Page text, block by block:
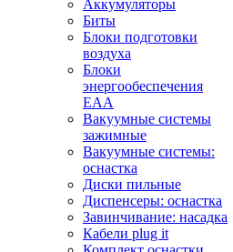
Аккумуляторы
Биты
Блоки подготовки
воздуха
Блоки
энергообеспечения
EAA
Вакуумные системы
зажимные
Вакуумные системы:
оснастка
Диски пильные
Диспенсеры: оснастка
Завинчивание: насадка
Кабели plug it